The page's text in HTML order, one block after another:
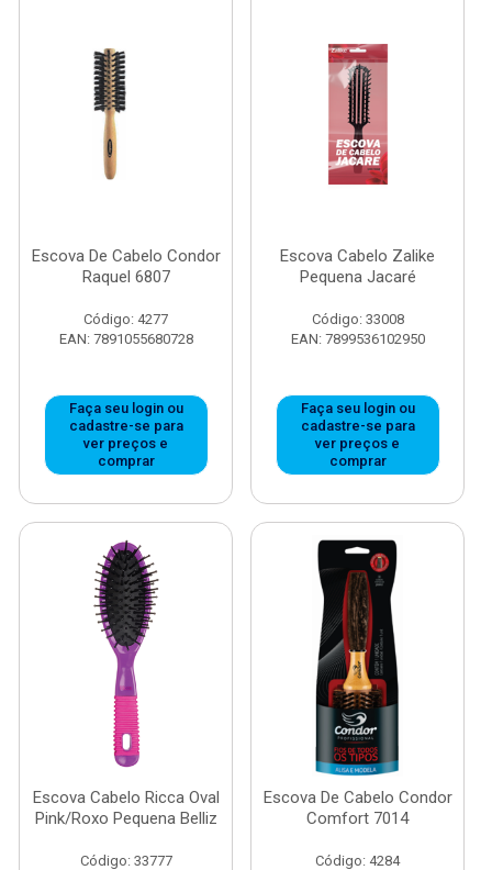
Escova De Cabelo Condor
Raquel 6807
Código: 4277
EAN: 7891055680728
Faça seu login ou
cadastre-se para
ver preços e
comprar
Escova Cabelo Zalike
Pequena Jacaré
Código: 33008
EAN: 7899536102950
Faça seu login ou
cadastre-se para
ver preços e
comprar
Escova Cabelo Ricca Oval
Pink/Roxo Pequena Belliz
Código: 33777
Escova De Cabelo Condor
Comfort 7014
Código: 4284